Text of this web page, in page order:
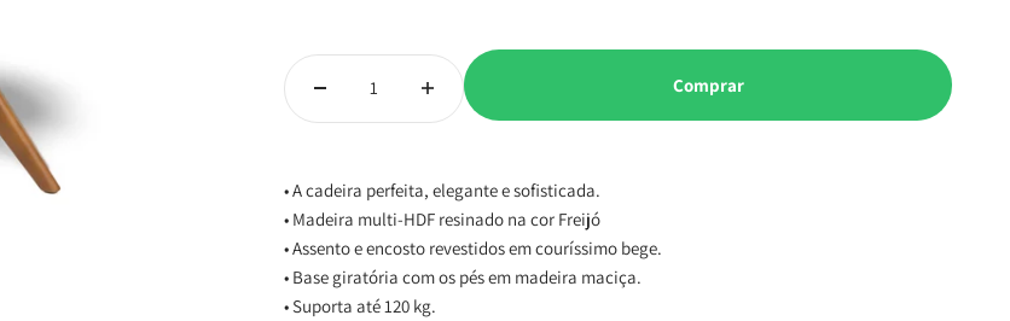
Comprar
• A cadeira perfeita, elegante e sofisticada.
• Madeira multi-HDF resinado na cor Freijó
• Assento e encosto revestidos em couríssimo bege.
• Base giratória com os pés em madeira maciça.
• Suporta até 120 kg.